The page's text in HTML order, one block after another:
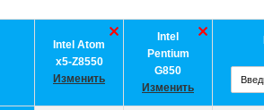
Intel Atom
x5-Z8550
Изменить
Intel
Pentium
G850
Изменить